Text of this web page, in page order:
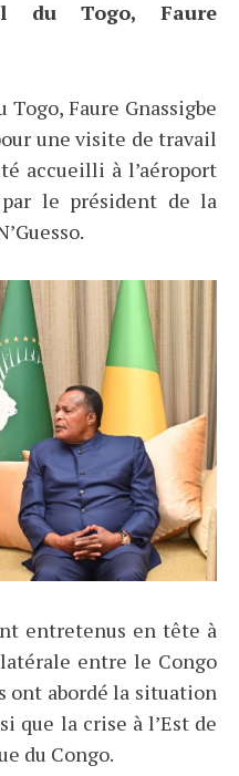
du Togo, Faure
Faure Gnassigbe
une visite de travail
accueilli à l’aéroport
le président de la
entretenus en tête à
entre le Congo
ont abordé la situation
que la crise à l’Est de
du Congo.